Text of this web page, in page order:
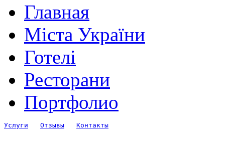
Главная
Міста України
Готелі
Ресторани
Портфолио
Услуги Отзывы Контакты